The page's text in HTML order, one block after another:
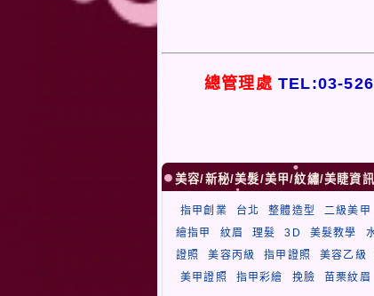
總管理處 TEL:03-
美容/新秘/美髮/美甲/紋繡/美睫資
指甲創業 台北 整體造型 二級美甲
繪指甲
紋眉 理髮 3D 美髮教學
證照
美容丙級 指甲證照 美容乙級
美甲證照
指甲彩繪 挽臉 苗栗紋眉